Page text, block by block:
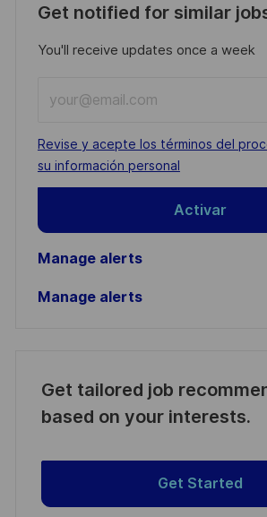
Get notified for similar
You'll receive updates once a week
Email
address
(Required)
Required
Revise y acepte los términos del
su información personal
Activar
Manage alerts
Manage alerts
Get tailored job
based on your interests.
Get Started